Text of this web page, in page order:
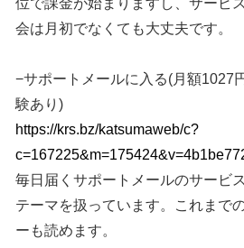
位で課金が始まりますし、サービ
会は月初でなくても大丈夫です。
−サポートメールに入る(月額1027
験あり)
https://krs.bz/katsumaweb/c?
毎日届くサポートメールのサービ
テーマを扱っています。これまで
ーも読めます。